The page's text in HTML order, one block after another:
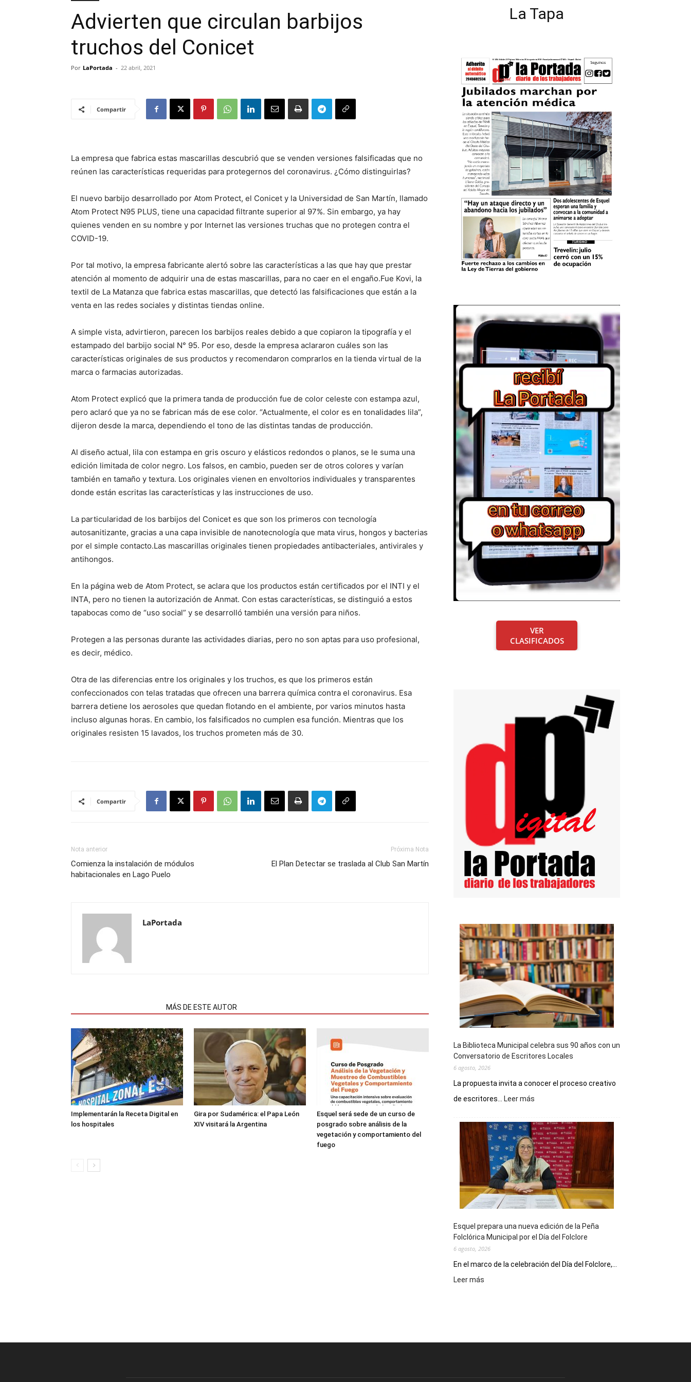
Advierten que circulan barbijos
truchos del Conicet
Por LaPortada - 22 abril, 2021
Compartir
La empresa que fabrica estas mascarillas descubrió que se venden versiones falsificadas que no
reúnen las características requeridas para protegernos del coronavirus. ¿Cómo distinguirlas?
El nuevo barbijo desarrollado por Atom Protect, el Conicet y la Universidad de San Martín, llamado
Atom Protect N95 PLUS, tiene una capacidad filtrante superior al 97%. Sin embargo, ya hay
quienes venden en su nombre y por Internet las versiones truchas que no protegen contra el
COVID-19.
Por tal motivo, la empresa fabricante alertó sobre las características a las que hay que prestar
atención al momento de adquirir una de estas mascarillas, para no caer en el engaño.Fue Kovi, la
textil de La Matanza que fabrica estas mascarillas, que detectó las falsificaciones que están a la
venta en las redes sociales y distintas tiendas online.
A simple vista, advirtieron, parecen los barbijos reales debido a que copiaron la tipografía y el
estampado del barbijo social N° 95. Por eso, desde la empresa aclararon cuáles son las
características originales de sus productos y recomendaron comprarlos en la tienda virtual de la
marca o farmacias autorizadas.
Atom Protect explicó que la primera tanda de producción fue de color celeste con estampa azul,
pero aclaró que ya no se fabrican más de ese color. “Actualmente, el color es en tonalidades lila”,
dijeron desde la marca, dependiendo el tono de las distintas tandas de producción.
Al diseño actual, lila con estampa en gris oscuro y elásticos redondos o planos, se le suma una
edición limitada de color negro. Los falsos, en cambio, pueden ser de otros colores y varían
también en tamaño y textura. Los originales vienen en envoltorios individuales y transparentes
donde están escritas las características y las instrucciones de uso.
La particularidad de los barbijos del Conicet es que son los primeros con tecnología
autosanitizante, gracias a una capa invisible de nanotecnología que mata virus, hongos y bacterias
por el simple contacto.Las mascarillas originales tienen propiedades antibacteriales, antivirales y
antihongos.
En la página web de Atom Protect, se aclara que los productos están certificados por el INTI y el
INTA, pero no tienen la autorización de Anmat. Con estas características, se distinguió a estos
tapabocas como de “uso social” y se desarrolló también una versión para niños.
Protegen a las personas durante las actividades diarias, pero no son aptas para uso profesional,
es decir, médico.
Otra de las diferencias entre los originales y los truchos, es que los primeros están
confeccionados con telas tratadas que ofrecen una barrera química contra el coronavirus. Esa
barrera detiene los aerosoles que quedan flotando en el ambiente, por varios minutos hasta
incluso algunas horas. En cambio, los falsificados no cumplen esa función. Mientras que los
originales resisten 15 lavados, los truchos prometen más de 30.
Compartir
Nota anterior
Comienza la instalación de módulos
habitacionales en Lago Puelo
Próxima Nota
El Plan Detectar se traslada al Club San Martín
LaPortada
MÁS DE ESTE AUTOR
Implementarán la Receta Digital en
los hospitales
Gira por Sudamérica: el Papa León
XIV visitará la Argentina
Esquel será sede de un curso de
posgrado sobre análisis de la
vegetación y comportamiento del
fuego
La Tapa
VER
CLASIFICADOS
La Biblioteca Municipal celebra sus 90 años con un
Conversatorio de Escritores Locales
6 agosto, 2026
La propuesta invita a conocer el proceso creativo
de escritores...
Leer más
Municipal
celebra
sus
90
años
con
un
Conversatorio
Escritores
Locales
Esquel prepara una nueva edición de la Peña
Folclórica Municipal por el Día del Folclore
6 agosto, 2026
En el marco de la celebración del Día del Folclore,...
Leer más
de